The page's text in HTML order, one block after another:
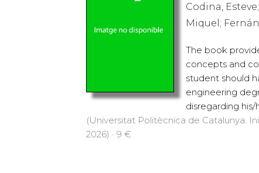
Codina,
Miquel;
The book
concepts and
student should
engineering
disregarding his/
(Universitat Politècnica de Catalunya.
2026) · 9 €